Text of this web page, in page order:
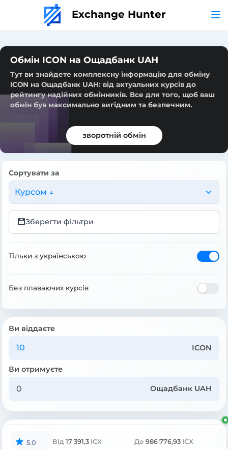
Exchange Hunter
Обмін ICON на Ощадбанк UAH
Тут ви знайдете комплексну інформацію для обміну
ICON на Ощадбанк UAH: від актуальних курсів до
рейтингу надійних обмінників. Все для того, щоб ваш
обмін був максимально вигідним та безпечним.
зворотній обмін
Сортувати за
Курсом ↓
Зберегти фільтри
Тільки з українською
Без плаваючих курсів
Ви віддаєте
ICON
Ви отримуєте
Ощадбанк UAH
5.0 Від 17 391,3 ICX До 986 776,93 ICX